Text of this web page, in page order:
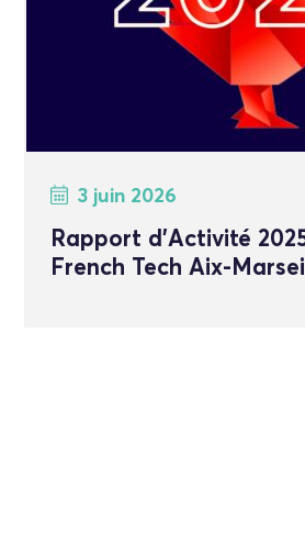
3 juin 2026
Rapport d’Activité
French Tech Aix-